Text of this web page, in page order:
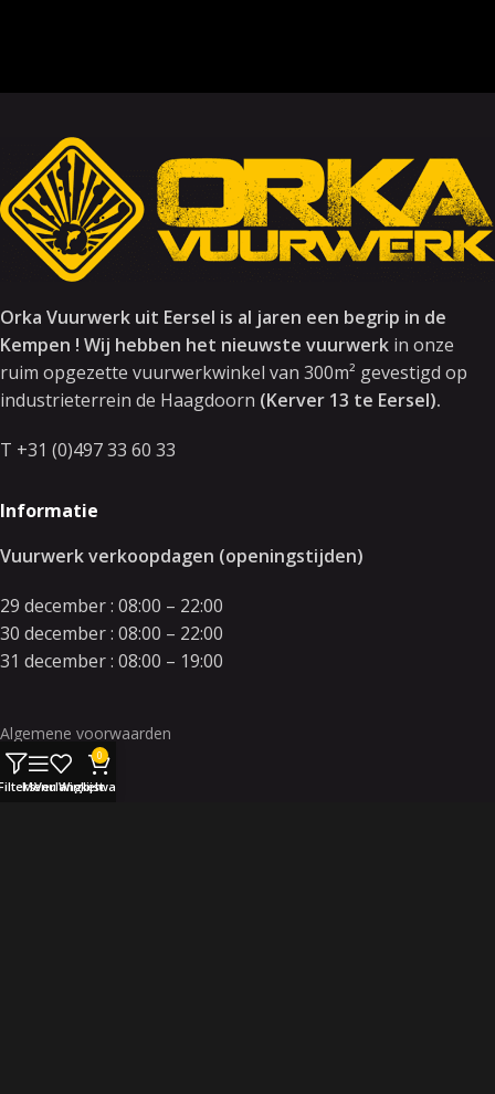
Orka Vuurwerk uit Eersel is al jaren een begrip in de
Kempen ! Wij hebben het nieuwste vuurwerk in onze
ruim opgezette vuurwerkwinkel van 300m² gevestigd op
industrieterrein de Haagdoorn (Kerver 13 te Eersel).
T +31 (0)497 33 60 33
Informatie
Vuurwerk verkoopdagen (openingstijden)
29 december : 08:00 – 22:00
30 december : 08:00 – 22:00
31 december : 08:00 – 19:00
Algemene voorwaarden
Disclaimer
Menu
Verlanglijst
0
Winkelwagen